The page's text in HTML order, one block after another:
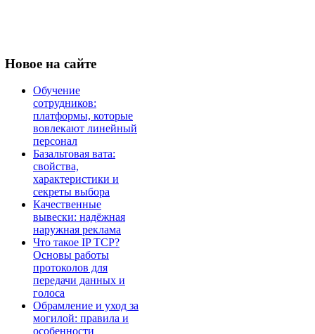
Новое на сайте
Обучение
сотрудников:
платформы, которые
вовлекают линейный
персонал
Базальтовая вата:
свойства,
характеристики и
секреты выбора
Качественные
вывески: надёжная
наружная реклама
Что такое IP TCP?
Основы работы
протоколов для
передачи данных и
голоса
Обрамление и уход за
могилой: правила и
особенности